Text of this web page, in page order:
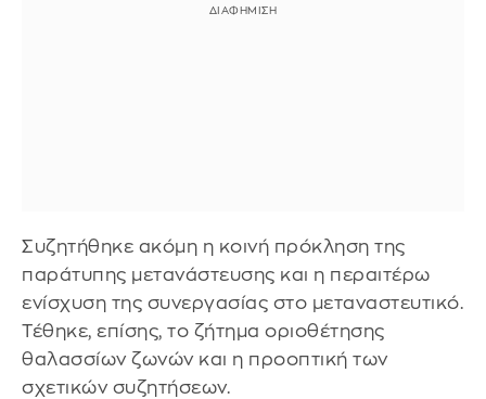
Συζητήθηκε ακόμη η κοινή πρόκληση της
παράτυπης μετανάστευσης και η περαιτέρω
ενίσχυση της συνεργασίας στο μεταναστευτικό.
Τέθηκε, επίσης, το ζήτημα οριοθέτησης
θαλασσίων ζωνών και η προοπτική των
σχετικών συζητήσεων.